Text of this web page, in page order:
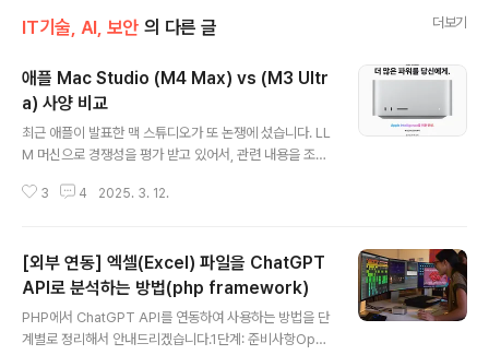
IT기술, AI, 보안 의 다른 글 더보기
애플 Mac Studio (M4 Max) vs (M3 Ultr
a) 사양 비교
최근 애플이 발표한 맥 스튜디오가 또 논쟁에 섰습니다. LL
M 머신으로 경쟁성을 평가 받고 있어서, 관련 내용을 조사
XM3 ULTRACPU 구성최대 16코어 (예: 12 성능 + 4 효
보다 ~22%↑ (First M3 Ultra benchmarks signific
antly outpace the M2 Ultra)멀티 코어: M3 Ultra 대
비 ~8%↓ (First M3 Ultra benchmarks significantl
y outpace the M2 Ultra)싱글 코어: M4 Max 대비 ↓
3 4 2025. 3. 12.
[외부 연동] 엑셀(Excel) 파일을 ChatGPT
API로 분석하는 방법(php framework)
PHP에서 ChatGPT API를 연동하여 사용하는 방법을 단
계별로 정리해서 안내드리겠습니다.1단계: 준비사항Open